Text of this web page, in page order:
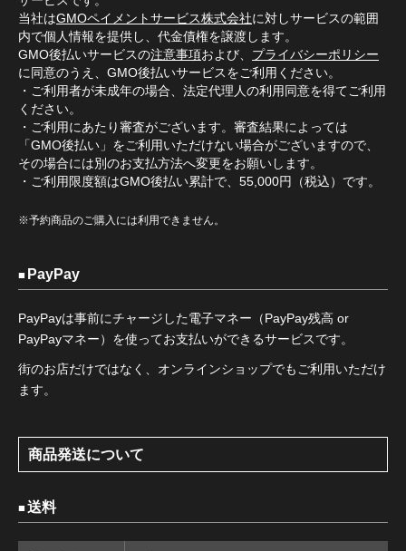
当社はGMOペイメントサービス株式会社に対しサービスの範囲
内で個人情報を提供し、代金債権を譲渡します。
GMO後払いサービスの注意事項および、 プライバシーポリシー
に同意のうえ、GMO後払いサービスをご利用ください。
・ご利用者が未成年の場合、法定代理人の利用同意を得てご利用
ください。
・ご利用にあたり審査がございます。審査結果によっては
「GMO後払い」をご利用いただけない場合がございますので、
その場合には別のお支払方法へ変更をお願いします。
・ご利用限度額はGMO後払い累計で、55,000円（税込）です。
※予約商品のご購入には利用できません。
PayPay
PayPayは事前にチャージした電子マネー（PayPay残高 or
PayPayマネー）を使ってお支払いができるサービスです。
街のお店だけではなく、オンラインショップでもご利用いただけ
ます。
商品発送について
送料